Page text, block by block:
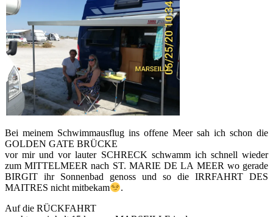
Bei meinem Schwimmausflug ins offene Meer sah ich schon die
GOLDEN GATE BRÜCKE
vor mir und vor lauter SCHRECK schwamm ich schnell wieder
zum MITTELMEER nach ST. MARIE DE LA MEER wo gerade
BIRGIT ihr Sonnenbad genoss und so die IRRFAHRT DES
MAITRES nicht mitbekam
.
Auf die RÜCKFAHRT